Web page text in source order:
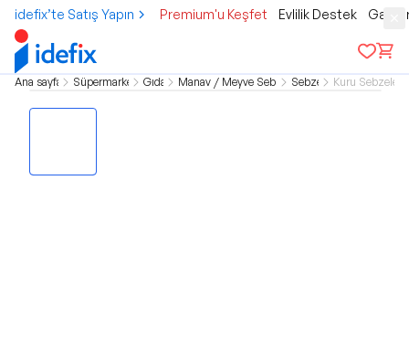
idefix’te Satış Yapın Premium'u Keşfet Evlilik Destek
Ana sayfa Süpermarket Gıda Manav / Meyve Sebze Sebze Kuru Sebzeler